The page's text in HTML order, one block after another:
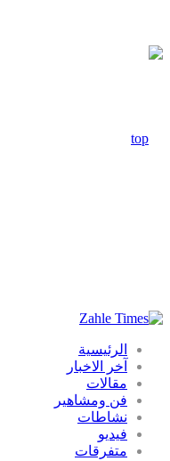
الرئيسية
آخر الاخبار
مقالات
فن ومشاهير
نشاطات
فيديو
متفرقات